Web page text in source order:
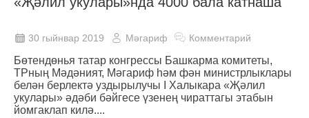
30 гыйнвар 2019 Мәгариф Комментарий
Бөтендөнья татар конгрессы Башкарма комитеты,
ТРның Мәдәният, Мәгариф һәм фән министрлыклары
белән берлектә уздырылучы I Халыкара «Җәлил
укулары» әдәби бәйгесе үзенең чираттагы этабын
йомгаклап килә....